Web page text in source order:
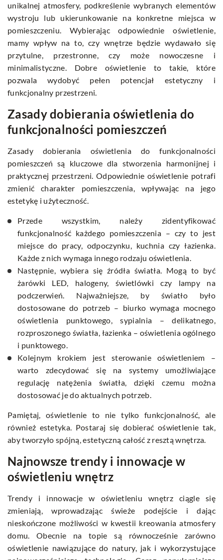
unikalnej atmosfery, podkreślenie wybranych elementów
wystroju lub ukierunkowanie na konkretne miejsca w
pomieszczeniu. Wybierając odpowiednie oświetlenie,
mamy wpływ na to, czy wnętrze będzie wydawało się
przytulne, przestronne, czy może nowoczesne i
minimalistyczne. Dobre oświetlenie to takie, które
pozwala wydobyć pełen potencjał estetyczny i
funkcjonalny przestrzeni.
Zasady dobierania oświetlenia do
funkcjonalności pomieszczeń
Zasady dobierania oświetlenia do funkcjonalności
pomieszczeń są kluczowe dla stworzenia harmonijnej i
praktycznej przestrzeni. Odpowiednie oświetlenie potrafi
zmienić charakter pomieszczenia, wpływając na jego
estetykę i użyteczność.
Przede wszystkim, należy zidentyfikować
funkcjonalność każdego pomieszczenia – czy to jest
miejsce do pracy, odpoczynku, kuchnia czy łazienka.
Każde z nich wymaga innego rodzaju oświetlenia.
Następnie, wybiera się źródła światła. Mogą to być
żarówki LED, halogeny, świetlówki czy lampy na
podczerwień. Najważniejsze, by światło było
dostosowane do potrzeb – biurko wymaga mocnego
oświetlenia punktowego, sypialnia – delikatnego,
rozproszonego światła, łazienka – oświetlenia ogólnego
i punktowego.
Kolejnym krokiem jest sterowanie oświetleniem –
warto zdecydować się na systemy umożliwiające
regulację natężenia światła, dzięki czemu można
dostosować je do aktualnych potrzeb.
Pamiętaj, oświetlenie to nie tylko funkcjonalność, ale
również estetyka. Postaraj się dobierać oświetlenie tak,
aby tworzyło spójną, estetyczną całość z resztą wnętrza.
Najnowsze trendy i innowacje w
oświetleniu wnętrz
Trendy i innowacje w oświetleniu wnętrz ciągle się
zmieniają, wprowadzając świeże podejście i dając
nieskończone możliwości w kwestii kreowania atmosfery
domu. Obecnie na topie są równocześnie zarówno
oświetlenie nawiązujące do natury, jak i wykorzystujące